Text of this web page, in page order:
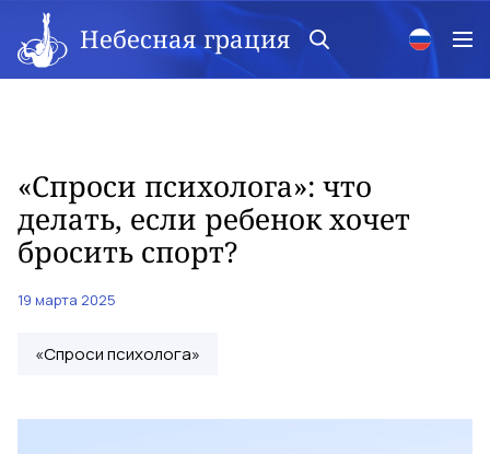
Небесная грация
«Спроси психолога»: что
делать, если ребенок хочет
бросить спорт?
19 марта 2025
«Спроси психолога»